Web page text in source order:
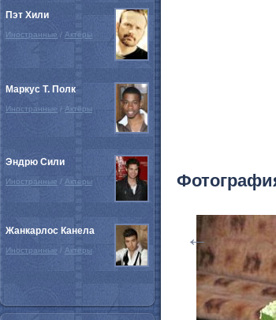
←
Пэт Хили
Иностранные / Актёры
Маркус Т. Полк
Иностранные / Актёры
Эндрю Сили
Иностранные / Актёры
Жанкарлос Канела
Иностранные / Актёры